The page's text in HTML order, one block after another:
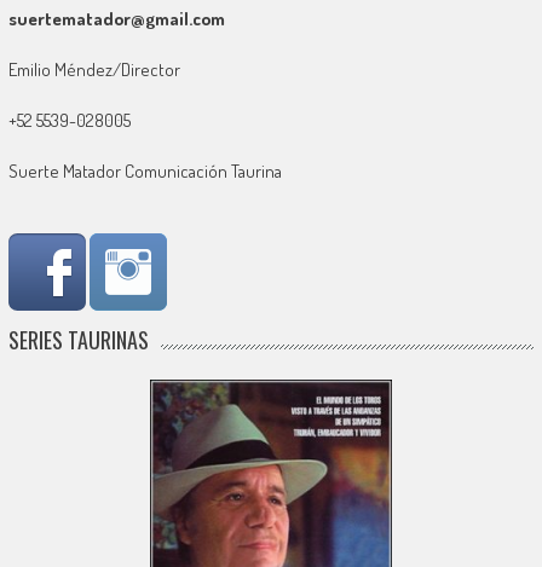
suertematador@gmail.com
Emilio Méndez/Director
+52 5539-028005
Suerte Matador Comunicación Taurina
SERIES TAURINAS